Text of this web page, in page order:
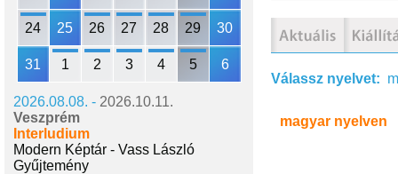
24 25 26 27 28 29 30
31 1 2 3 4 5 6
2026.08.08. - 2026.10.11.
Veszprém
Interludium
Modern Képtár - Vass László
Gyűjtemény
Válassz nyelvet:
magyar nyelven